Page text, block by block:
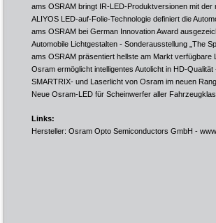
ams OSRAM bringt IR-LED-Produktversionen mit der
ALIYOS LED-auf-Folie-Technologie definiert die
ams OSRAM bei German Innovation Award
Automobile Lichtgestalten - Sonderausstellung „The
ams OSRAM präsentiert hellste am Markt verfügbare
Osram ermöglicht intelligentes Autolicht in HD-Qualität
SMARTRIX- und Laserlicht von Osram im neuen
Neue Osram-LED für Scheinwerfer aller
Links:
Hersteller: Osram Opto Semiconductors GmbH -